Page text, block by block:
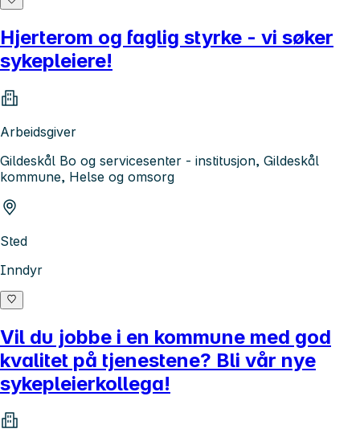
Hjerterom og faglig styrke - vi søker
sykepleiere!
Arbeidsgiver
Gildeskål Bo og servicesenter - institusjon, Gildeskål
kommune, Helse og omsorg
Sted
Inndyr
Vil du jobbe i en kommune med god
kvalitet på tjenestene? Bli vår nye
sykepleierkollega!